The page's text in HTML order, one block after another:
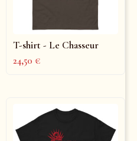
T-shirt - Le Chasseur
24,50€